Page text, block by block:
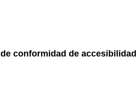
conformidad de